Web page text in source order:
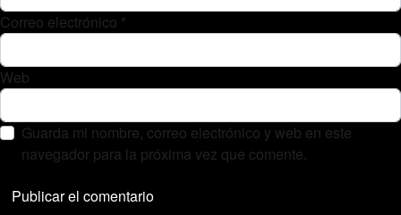
Correo electrónico *
Web
Guarda mi nombre, correo electrónico y web en este
navegador para la próxima vez que comente.